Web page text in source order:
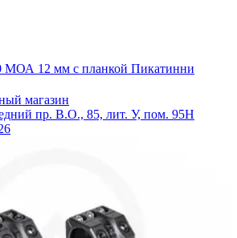
12 мм с планкой Пикатинни
магазин
пр. В.О., 85, лит. У, пом. 95Н